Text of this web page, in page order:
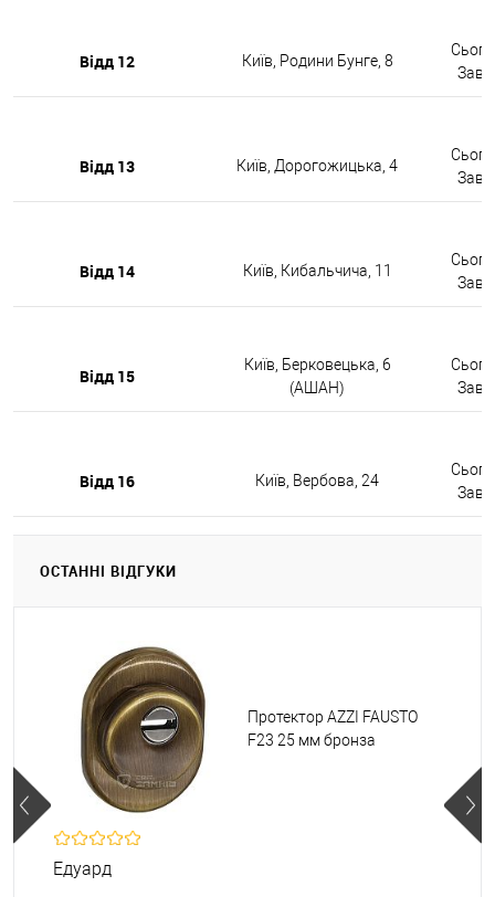
Відд 12 Київ, Родини Бунге, 8
Відд 13 Київ, Дорогожицька, 4
Відд 14 Київ, Кибальчича, 11
Відд 15
Київ, Берковецька, 6
(АШАН)
Відд 16 Київ, Вербова, 24
ОСТАННІ ВІДГУКИ
Протектор AZZI FAUSTO
F23 25 мм бронза
Едуард